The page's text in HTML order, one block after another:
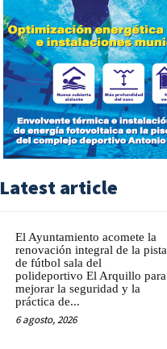
Latest article
El Ayuntamiento acomete la
renovación integral de la pista
de fútbol sala del
polideportivo El Arquillo para
mejorar la seguridad y la
práctica de...
6 agosto, 2026